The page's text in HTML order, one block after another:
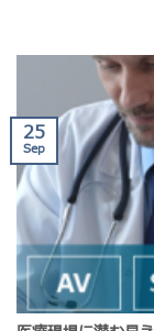
25
Sep